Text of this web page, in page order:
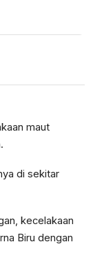
maut
di sekitar
kecelakaan
Biru dengan